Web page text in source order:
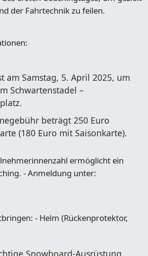
der Fahrtechnik zu feilen.
am Samstag, 5. April 2025, um
Schwartenstadel –
beträgt 250 Euro
(180 Euro mit Saisonkarte).
ermöglicht ein
- Anmeldung unter:
- Helm (Rückenprotektor,
Snowboard-Ausrüstung